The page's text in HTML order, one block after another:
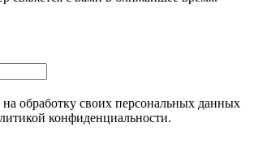
на обработку своих персональных данных
конфиденциальности.